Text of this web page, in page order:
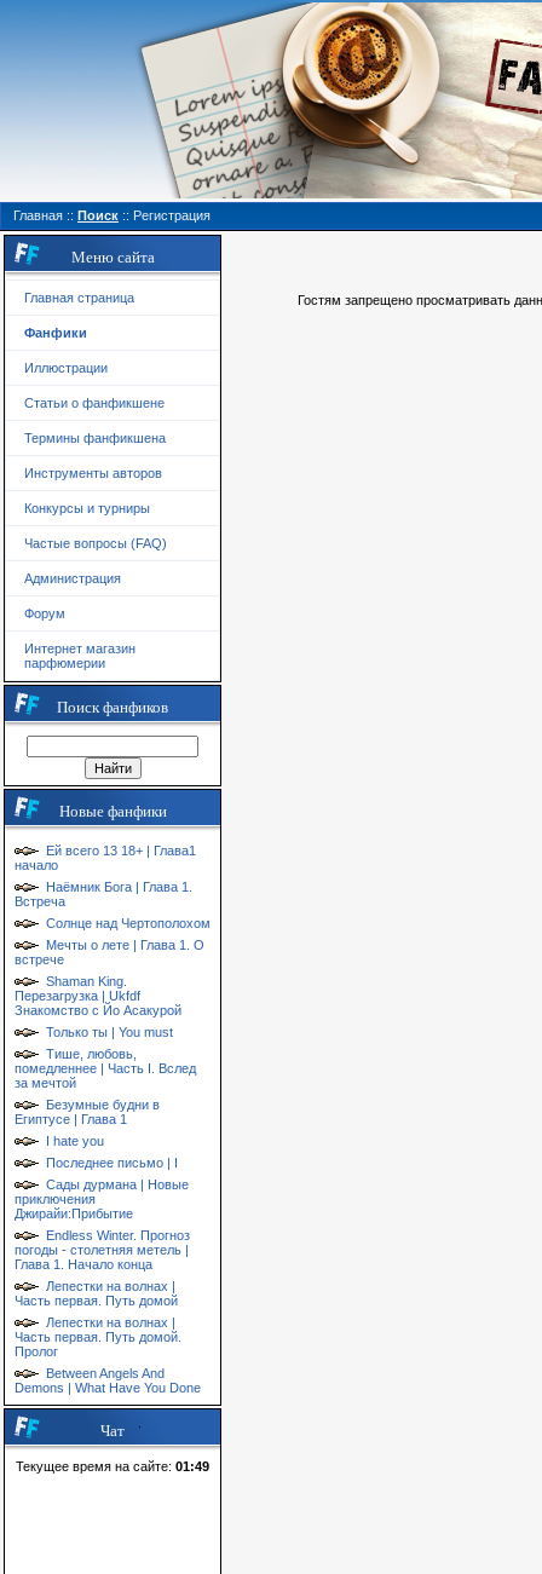
Главная :: Поиск :: Регистрация
Меню сайта
Главная страница
Фанфики
Иллюстрации
Статьи о фанфикшене
Термины фанфикшена
Инструменты авторов
Конкурсы и турниры
Частые вопросы (FAQ)
Администрация
Форум
Интернет магазин
парфюмерии
Поиск фанфиков
Новые фанфики
Ей всего 13 18+ | Глава1
начало
Наёмник Бога | Глава 1.
Встреча
Солнце над Чертополохом
Мечты о лете | Глава 1. О
встрече
Shaman King.
Перезагрузка | Ukfdf
Знакомство с Йо Асакурой
Только ты | You must
Тише, любовь,
помедленнее | Часть I. Вслед
за мечтой
Безумные будни в
Египтусе | Глава 1
I hate you
Последнее письмо | I
Сады дурмана | Новые
приключения
Джирайи:Прибытие
Endless Winter. Прогноз
погоды - столетняя метель |
Глава 1. Начало конца
Лепестки на волнах |
Часть первая. Путь домой
Лепестки на волнах |
Часть первая. Путь домой.
Пролог
Between Angels And
Demons | What Have You Done
Чат
Текущее время на сайте: 01:49
Гостям запрещено просматривать